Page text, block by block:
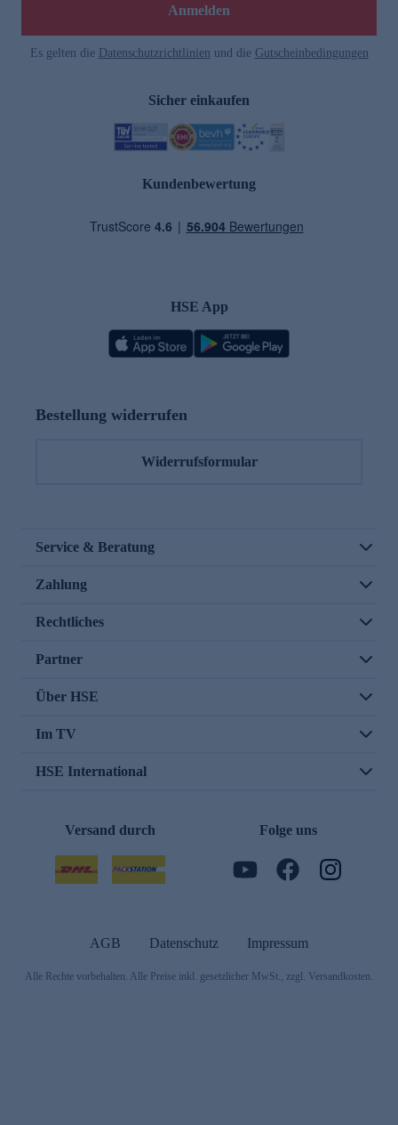
Anmelden
Es gelten die Datenschutzrichtlinien und die Gutscheinbedingungen
Sicher einkaufen
Kundenbewertung
HSE App
Bestellung widerrufen
Widerrufsformular
Service & Beratung
Zahlung
Rechtliches
Partner
Über HSE
Im TV
HSE International
Versand durch Folge uns
AGB Datenschutz Impressum
Alle Rechte vorbehalten. Alle Preise inkl. gesetzlicher MwSt., zzgl. Versandkosten.